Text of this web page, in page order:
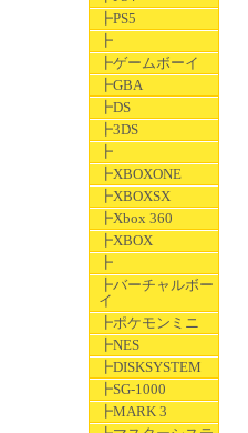
┣PS5
┣
┣ゲームボーイ
┣GBA
┣DS
┣3DS
┣
┣XBOXONE
┣XBOXSX
┣Xbox 360
┣XBOX
┣
┣バーチャルボー
イ
┣ポケモンミニ
┣NES
┣DISKSYSTEM
┣SG-1000
┣MARK 3